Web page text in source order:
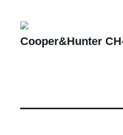
Cooper&Hunter